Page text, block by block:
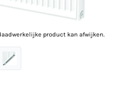
product kan afwijken.